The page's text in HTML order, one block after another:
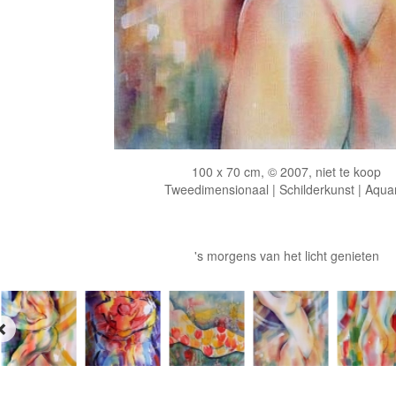
100 x 70 cm, © 2007, niet te koop
Tweedimensionaal | Schilderkunst |
's morgens van het licht genieten